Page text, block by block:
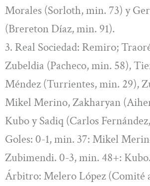
Morales (Sorloth, min. 73) y
(Brereton Díaz, min. 91).
3. Real Sociedad: Remiro;
Zubeldia (Pacheco, min. 58),
Méndez (Turrientes, min. 29),
Mikel Merino, Zakharyan
Kubo y Sadiq (Carlos
Goles: 0-1, min. 37: Mikel
Zubimendi. 0-3, min. 48+: Kubo.
Árbitro: Melero López (Comité